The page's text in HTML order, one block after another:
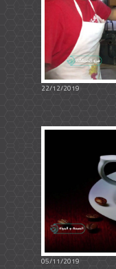
22/12/2019
05/11/2019